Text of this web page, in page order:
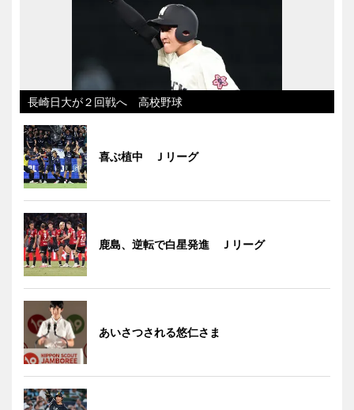
長崎日大が２回戦へ 高校野球
喜ぶ植中 Ｊリーグ
鹿島、逆転で白星発進 Ｊリーグ
あいさつされる悠仁さま